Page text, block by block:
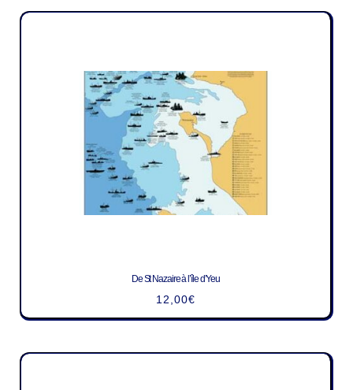
De St Nazaire à l’île d’Yeu
12,00€